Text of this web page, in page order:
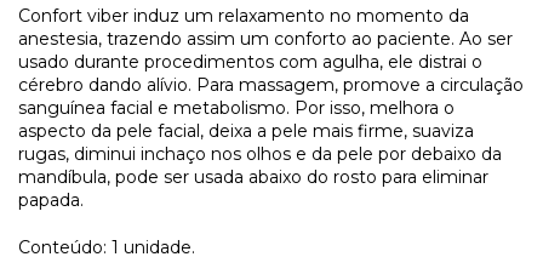
Confort viber induz um relaxamento no momento da
anestesia, trazendo assim um conforto ao paciente. Ao ser
usado durante procedimentos com agulha, ele distrai o
cérebro dando alívio. Para massagem, promove a circulação
sanguínea facial e metabolismo. Por isso, melhora o
aspecto da pele facial, deixa a pele mais firme, suaviza
rugas, diminui inchaço nos olhos e da pele por debaixo da
mandíbula, pode ser usada abaixo do rosto para eliminar
papada.
Conteúdo: 1 unidade.